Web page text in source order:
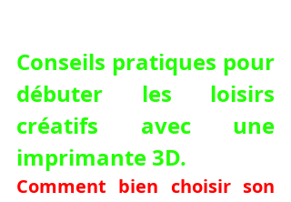
Conseils pratiques pour
débuter les loisirs
créatifs avec une
imprimante 3D.
Comment bien choisir son